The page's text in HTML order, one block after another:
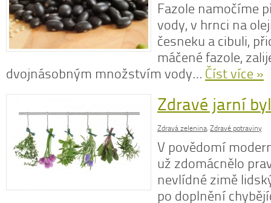
Fazole namočíme
vody, v hrnci na
česneku a cibuli,
máčené fazole,
dvojnásobným množstvím vody… Číst více »
Zdravé jarní
Zdravá zelenina, Zdravé potraviny
V povědomí
už zdomácnělo
nevlídné zimě
po doplnění